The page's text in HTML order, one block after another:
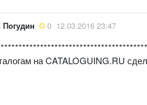
0 12.03.2016 23:47
на CATALOGUING.RU